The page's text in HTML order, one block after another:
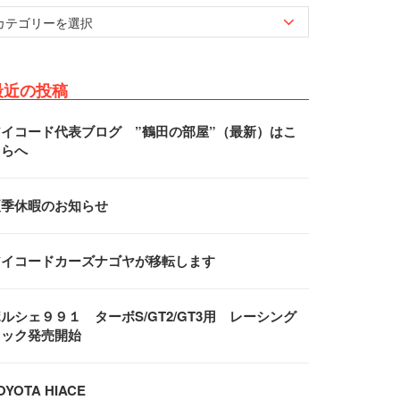
の投稿
コード代表ブログ ”鶴田の部屋”（最新）はこ
へ
休暇のお知らせ
コードカーズナゴヤが移転します
シェ９９１ ターボS/GT2/GT3用 レーシング
ク発売開始
HIACE